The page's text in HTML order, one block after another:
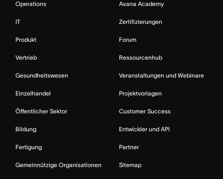
Operations
IT
Produkt
Vertrieb
Gesundheitswesen
Einzelhandel
Öffentlicher Sektor
Bildung
Fertigung
Gemeinnützige Organisationen
Asana Academy
Zertifizierungen
Forum
Ressourcenhub
Veranstaltungen und Webinare
Projektvorlagen
Customer Success
Entwickler und API
Partner
Sitemap